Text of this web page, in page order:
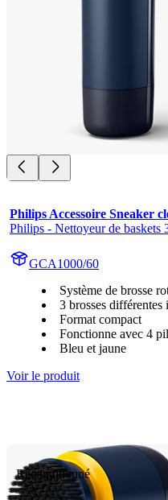
Philips Accessoire Sneaker
Philips - Nettoyeur de baskets
GCA1000/60
Système de brosse
3 brosses différentes
Format compact
Fonctionne avec 4
Bleu et jaune
Voir le produit
Reconditionné